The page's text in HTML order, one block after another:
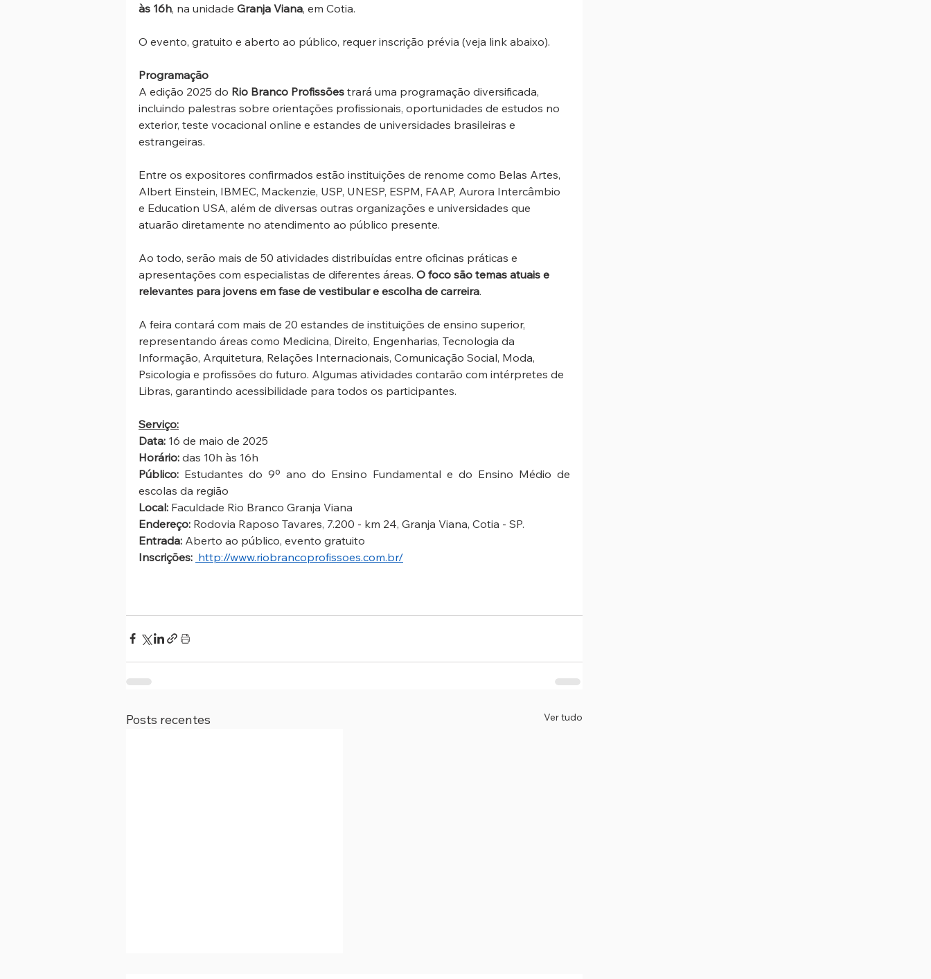
às 16h, na unidade Granja Viana, em Cotia.
O evento, gratuito e aberto ao público, requer inscrição prévia (veja link abaixo).
Programação
A edição 2025 do Rio Branco Profissões trará uma programação diversificada,
incluindo palestras sobre orientações profissionais, oportunidades de estudos no
exterior, teste vocacional online e estandes de universidades brasileiras e
estrangeiras.
Entre os expositores confirmados estão instituições de renome como Belas Artes,
Albert Einstein, IBMEC, Mackenzie, USP, UNESP, ESPM, FAAP, Aurora Intercâmbio
e Education USA, além de diversas outras organizações e universidades que
atuarão diretamente no atendimento ao público presente.
Ao todo, serão mais de 50 atividades distribuídas entre oficinas práticas e
apresentações com especialistas de diferentes áreas. O foco são temas atuais e
relevantes para jovens em fase de vestibular e escolha de carreira.
A feira contará com mais de 20 estandes de instituições de ensino superior,
representando áreas como Medicina, Direito, Engenharias, Tecnologia da
Informação, Arquitetura, Relações Internacionais, Comunicação Social, Moda,
Psicologia e profissões do futuro. Algumas atividades contarão com intérpretes de
Libras, garantindo acessibilidade para todos os participantes.
Serviço:
Data: 16 de maio de 2025
Horário: das 10h às 16h
Público: Estudantes do 9º ano do Ensino Fundamental e do Ensino Médio de
escolas da região
Local: Faculdade Rio Branco Granja Viana
Endereço: Rodovia Raposo Tavares, 7.200 - km 24, Granja Viana, Cotia - SP.
Entrada: Aberto ao público, evento gratuito
Inscrições: http://www.riobrancoprofissoes.com.br/
Posts recentes Ver tudo